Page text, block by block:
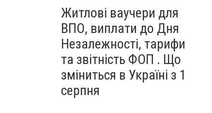
Житлові ваучери для
ВПО, виплати до Дня
Незалежності, тарифи
та звітність ФОП . Що
зміниться в Україні з 1
серпня